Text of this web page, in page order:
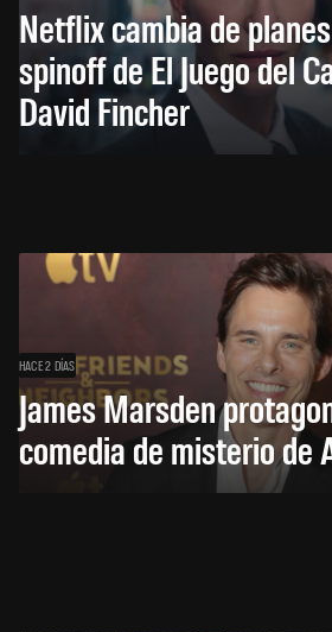
Netflix cambia de
spinoff de El Juego del
David Fincher
HACE 2 DÍAS
James Marsden
comedia de misterio de